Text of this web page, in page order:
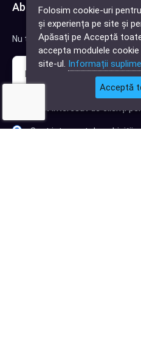
Abonează-te la newsletter
Nu trimitem spam, deci nu îți
Sunt interesat de clienți
Sunt interesat de achiziții
Folosim cookie-uri
și experiența pe site și
Apăsați pe Acceptă
accepta modulele
site-ul. Informații
Acceptă